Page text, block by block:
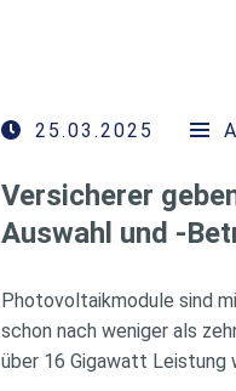
25.03.2025
Versicherer
Auswahl und -
Photovoltaikmodule sind
schon nach weniger als
über 16 Gigawatt Leistung